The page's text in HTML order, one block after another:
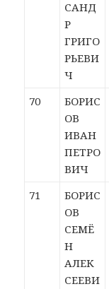
САНД
Р
ГРИГО
РЬЕВИ
Ч
70
БОРИС
ОВ
ИВАН
ПЕТРО
ВИЧ
71
БОРИС
ОВ
СЕМЁ
Н
АЛЕК
СЕЕВИ